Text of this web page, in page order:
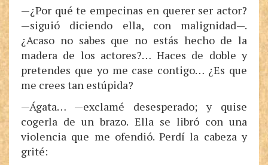
—¿Por qué te empecinas en querer ser actor?
—siguió diciendo ella, con malignidad—.
¿Acaso no sabes que no estás hecho de la
madera de los actores?… Haces de doble y
pretendes que yo me case contigo… ¿Es que
me crees tan estúpida?
—Ágata… —exclamé desesperado; y quise
cogerla de un brazo. Ella se libró con una
violencia que me ofendió. Perdí la cabeza y
grité: